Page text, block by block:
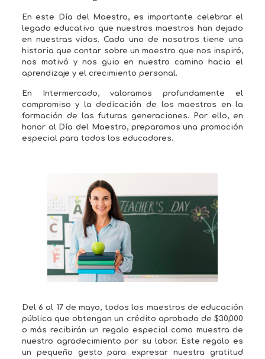
En este Día del Maestro, es importante celebrar el
legado educativo que nuestros maestros han dejado
en nuestras vidas. Cada uno de nosotros tiene una
historia que contar sobre un maestro que nos inspiró,
nos motivó y nos guio en nuestro camino hacia el
aprendizaje y el crecimiento personal.
En Intermercado, valoramos profundamente el
compromiso y la dedicación de los maestros en la
formación de las futuras generaciones. Por ello, en
honor al Día del Maestro, preparamos una promoción
especial para todos los educadores.
Del 6 al 17 de mayo, todos los maestros de educación
pública que obtengan un crédito aprobado de $30,000
o más recibirán un regalo especial como muestra de
nuestro agradecimiento por su labor. Este regalo es
un pequeño gesto para expresar nuestra gratitud